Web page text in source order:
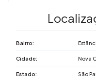
Bairro:
Cidade: Nova
Estado: São